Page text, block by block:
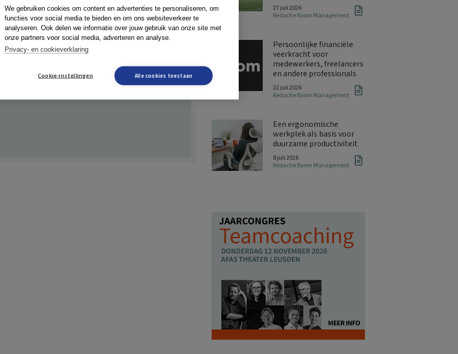
aankoop doet. Het is helemaal handig iemand in je
automechaniek en je kan helpen de juiste vragen
proberen eventuele problemen met de toestand van
dashboard die niet horen te knipperen, hoe
de banden? Vergeet uiteraard niet om een
auto geschikt is voor jouw behoeften.
27 juli 2026
Redactie Boom Management
Persoonlijke financiële
veerkracht voor
medewerkers, freelancers
en andere professionals
22 juli 2026
Redactie Boom Management
Een ergonomische
werkplek als basis voor
duurzame productiviteit
8 juli 2026
Redactie Boom Management
We gebruiken cookies om content en advertenties te personaliseren, om
functies voor social media te bieden en om ons websiteverkeer te
analyseren. Ook delen we informatie over jouw gebruik van onze site met
onze partners voor social media, adverteren en analyse.
Privacy- en cookieverklaring
Cookie-instellingen Alle cookies toestaan